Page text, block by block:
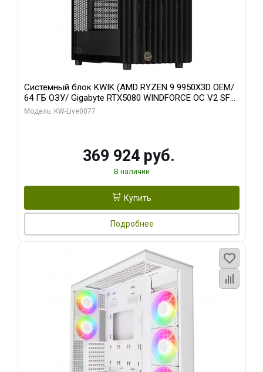
Системный блок KWIK (AMD RYZEN 9 9950X3D OEM/
64 ГБ ОЗУ/ Gigabyte RTX5080 WINDFORCE OC V2 SFF
16GB GDDR7 256b/ 960 ГБ SSD)
Модель: KW-Live0077
369 924 руб.
В наличии
Купить
Подробнее